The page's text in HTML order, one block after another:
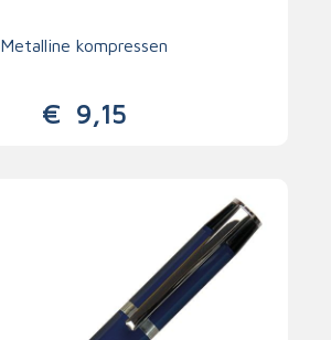
Metalline kompressen
€ 9,15